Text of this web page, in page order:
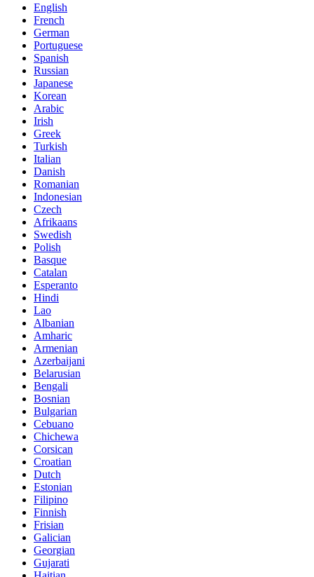
English
French
German
Portuguese
Spanish
Russian
Japanese
Korean
Arabic
Irish
Greek
Turkish
Italian
Danish
Romanian
Indonesian
Czech
Afrikaans
Swedish
Polish
Basque
Catalan
Esperanto
Hindi
Lao
Albanian
Amharic
Armenian
Azerbaijani
Belarusian
Bengali
Bosnian
Bulgarian
Cebuano
Chichewa
Corsican
Croatian
Dutch
Estonian
Filipino
Finnish
Frisian
Galician
Georgian
Gujarati